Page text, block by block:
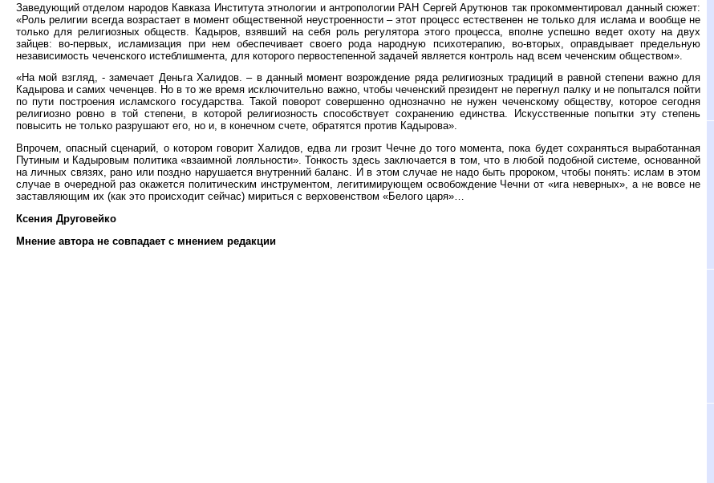
Заведующий отделом народов Кавказа Института этнологии и антропологии РАН Сергей Арутюнов так прокомментировал данный сюжет:
«Роль религии всегда возрастает в момент общественной неустроенности – этот процесс естественен не только для ислама и вообще не
только для религиозных обществ. Кадыров, взявший на себя роль регулятора этого процесса, вполне успешно ведет охоту на двух
зайцев: во-первых, исламизация при нем обеспечивает своего рода народную психотерапию, во-вторых, оправдывает предельную
независимость чеченского истеблишмента, для которого первостепенной задачей является контроль над всем чеченским обществом».
«На мой взгляд, - замечает Деньга Халидов. – в данный момент возрождение ряда религиозных традиций в равной степени важно для
Кадырова и самих чеченцев. Но в то же время исключительно важно, чтобы чеченский президент не перегнул палку и не попытался пойти
по пути построения исламского государства. Такой поворот совершенно однозначно не нужен чеченскому обществу, которое сегодня
религиозно ровно в той степени, в которой религиозность способствует сохранению единства. Искусственные попытки эту степень
повысить не только разрушают его, но и, в конечном счете, обратятся против Кадырова».
Впрочем, опасный сценарий, о котором говорит Халидов, едва ли грозит Чечне до того момента, пока будет сохраняться выработанная
Путиным и Кадыровым политика «взаимной лояльности». Тонкость здесь заключается в том, что в любой подобной системе, основанной
на личных связях, рано или поздно нарушается внутренний баланс. И в этом случае не надо быть пророком, чтобы понять: ислам в этом
случае в очередной раз окажется политическим инструментом, легитимирующем освобождение Чечни от «ига неверных», а не вовсе не
заставляющим их (как это происходит сейчас) мириться с верховенством «Белого царя»…
Ксения Друговейко
Мнение автора не совпадает с мнением редакции